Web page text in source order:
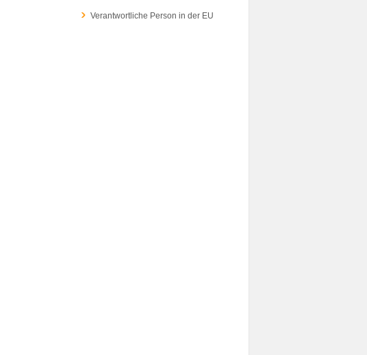
Verantwortliche Person in der EU